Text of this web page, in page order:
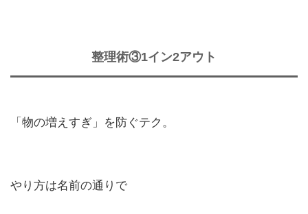
整理術③1イン2アウト
「物の増えすぎ」を防ぐテク。
やり方は名前の通りで